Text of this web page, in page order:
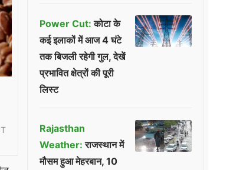
Power Cut: कोटा के
कई इलाकों में आज 4 घंटे
तक बिजली रहेगी गुल, देखें
प्रभावित क्षेत्रों की पूरी
लिस्ट
Rajasthan
Weather: राजस्थान में
मौसम हुआ मेहरबान, 10